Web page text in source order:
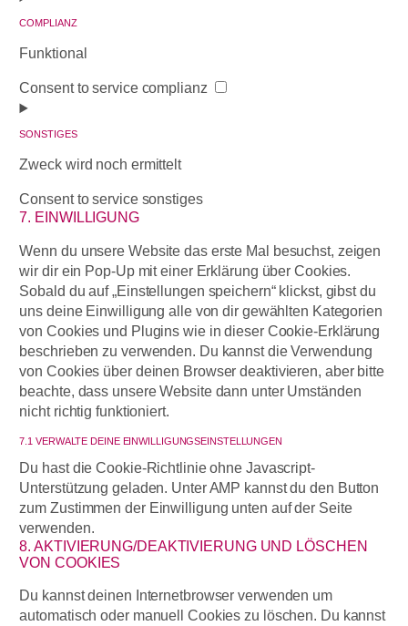
COMPLIANZ
Funktional
Consent to service complianz
SONSTIGES
Zweck wird noch ermittelt
Consent to service sonstiges
7. EINWILLIGUNG
Wenn du unsere Website das erste Mal besuchst, zeigen
wir dir ein Pop-Up mit einer Erklärung über Cookies.
Sobald du auf „Einstellungen speichern“ klickst, gibst du
uns deine Einwilligung alle von dir gewählten Kategorien
von Cookies und Plugins wie in dieser Cookie-Erklärung
beschrieben zu verwenden. Du kannst die Verwendung
von Cookies über deinen Browser deaktivieren, aber bitte
beachte, dass unsere Website dann unter Umständen
nicht richtig funktioniert.
7.1 VERWALTE DEINE EINWILLIGUNGSEINSTELLUNGEN
Du hast die Cookie-Richtlinie ohne Javascript-
Unterstützung geladen. Unter AMP kannst du den Button
zum Zustimmen der Einwilligung unten auf der Seite
verwenden.
8. AKTIVIERUNG/DEAKTIVIERUNG UND LÖSCHEN
VON COOKIES
Du kannst deinen Internetbrowser verwenden um
automatisch oder manuell Cookies zu löschen. Du kannst